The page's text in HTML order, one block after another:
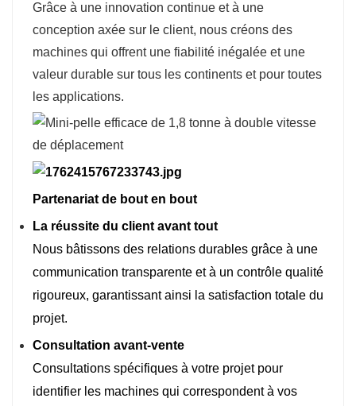
Grâce à une innovation continue et à une
conception axée sur le client, nous créons des
machines qui offrent une fiabilité inégalée et une
valeur durable sur tous les continents et pour toutes
les applications.
Partenariat de bout en bout
La réussite du client avant tout
Nous bâtissons des relations durables grâce à une
communication transparente et à un contrôle qualité
rigoureux, garantissant ainsi la satisfaction totale du
projet.
Consultation avant-vente
Consultations spécifiques à votre projet pour
identifier les machines qui correspondent à vos